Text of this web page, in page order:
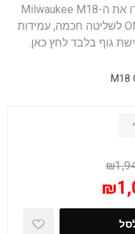
מחפשים מסור חרב עוצמתי? הכירו את ה-Milwaukee M18
ONEFSZ FUEL. טכנולוגיית ONE-KEY לשליטה חכמה, עמידות
גוף בלבד לחץ כאן.
M18